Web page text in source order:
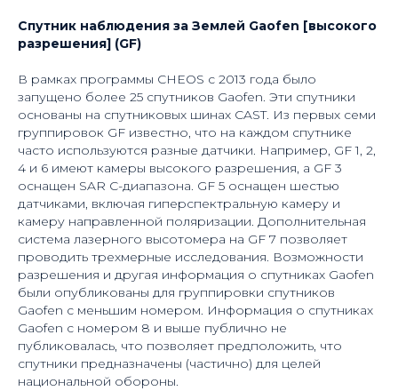
Спутник наблюдения за Землей Gaofen [высокого
разрешения] (GF)
В рамках программы CHEOS с 2013 года было
запущено более 25 спутников Gaofen. Эти спутники
основаны на спутниковых шинах CAST. Из первых семи
группировок GF известно, что на каждом спутнике
часто используются разные датчики. Например, GF 1, 2,
4 и 6 имеют камеры высокого разрешения, а GF 3
оснащен SAR C-диапазона. GF 5 оснащен шестью
датчиками, включая гиперспектральную камеру и
камеру направленной поляризации. Дополнительная
система лазерного высотомера на GF 7 позволяет
проводить трехмерные исследования. Возможности
разрешения и другая информация о спутниках Gaofen
были опубликованы для группировки спутников
Gaofen с меньшим номером. Информация о спутниках
Gaofen с номером 8 и выше публично не
публиковалась, что позволяет предположить, что
спутники предназначены (частично) для целей
национальной обороны.